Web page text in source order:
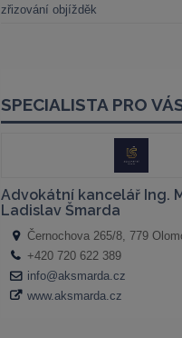
zřizování objížděk